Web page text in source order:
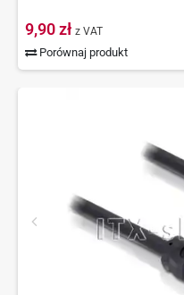
9,90 zł z VAT
Porównaj produkt